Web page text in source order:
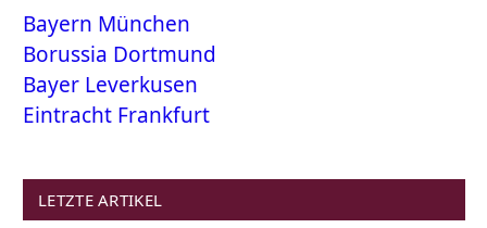
Bayern München
Borussia Dortmund
Bayer Leverkusen
Eintracht Frankfurt
LETZTE ARTIKEL